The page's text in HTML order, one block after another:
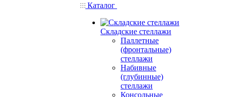
Каталог
Складские стеллажи
Паллетные
(фронтальные)
стеллажи
Набивные
(глубинные)
стеллажи
Консольные